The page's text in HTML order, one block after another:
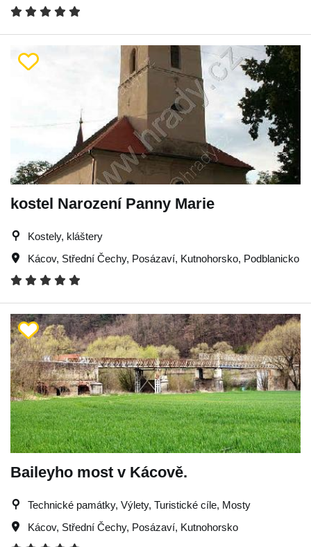
kostel Narození Panny Marie
Kostely, kláštery
Kácov, Střední Čechy, Posázaví, Kutnohorsko, Podblanicko
Baileyho most v Kácově.
Technické památky, Výlety, Turistické cíle, Mosty
Kácov, Střední Čechy, Posázaví, Kutnohorsko